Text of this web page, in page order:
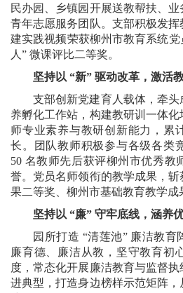
民办园、乡镇园开展送教帮扶、
青年志愿服务团队。支部积极发
建实践视频荣获柳州市教育系统
人” 微课评比二等奖。
坚持以 “新” 驱动改革，激活
支部创新党建育人载体，牵
养孵化工作站，构建教研训一体
师专业素养与教研创新能力，累
长。团队教师积极参与各级各类
50 名教师先后获评柳州市优秀教
誉。党员名师领衔的教学成果，
果二等奖、柳州市基础教育教学成
坚持以 “廉” 守牢底线，涵养
园所打造 “清莲池” 廉洁教育
廉育德、廉洁从教，坚守教育初
度，常态化开展廉洁教育与监督
进典型，打造身边榜样示范矩阵